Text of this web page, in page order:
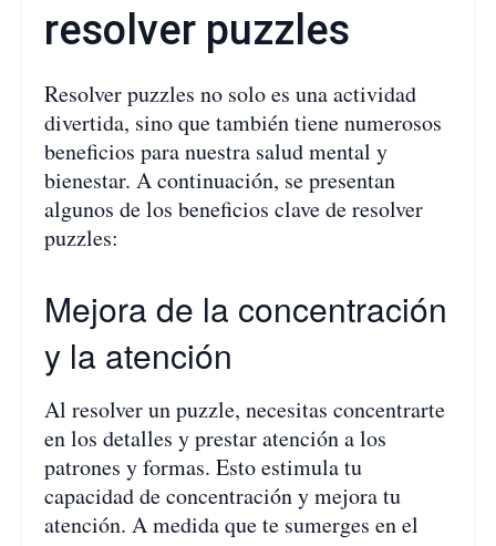
resolver puzzles
Resolver puzzles no solo es una actividad
divertida, sino que también tiene numerosos
beneficios para nuestra salud mental y
bienestar. A continuación, se presentan
algunos de los beneficios clave de resolver
puzzles:
Mejora de la concentración
y la atención
Al resolver un puzzle, necesitas concentrarte
en los detalles y prestar atención a los
patrones y formas. Esto estimula tu
capacidad de concentración y mejora tu
atención. A medida que te sumerges en el